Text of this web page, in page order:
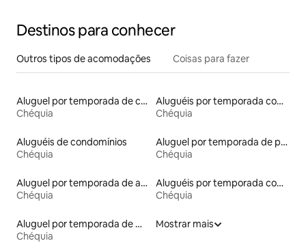
Destinos para conhecer
Outros tipos de acomodações Coisas para fazer
Aluguel por temporada de casas arredondadas
Chéquia
Aluguéis por temporada com acesso à praia
Chéquia
Aluguéis de condomínios
Chéquia
Aluguel por temporada de pensões coreanas
Chéquia
Aluguel por temporada de apart-hotéis
Chéquia
Aluguéis por temporada com cama de altura acessível
Chéquia
Aluguel por temporada de microcasas
Chéquia
Mostrar mais